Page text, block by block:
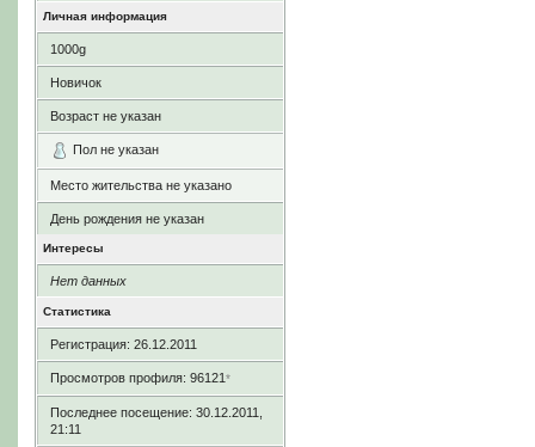
Личная информация
1000g
Новичок
Возраст не указан
Пол не указан
Место жительства не указано
День рождения не указан
Интересы
Нет данных
Статистика
Регистрация: 26.12.2011
Просмотров профиля: 96121*
Последнее посещение: 30.12.2011,
21:11